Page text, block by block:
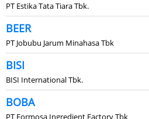
PT Estika Tata Tiara Tbk.
BEER
PT Jobubu Jarum Minahasa Tbk
BISI
BISI International Tbk.
BOBA
PT Formosa Ingredient Factory Tbk